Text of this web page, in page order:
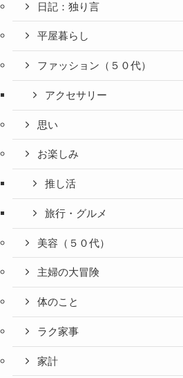
日記：独り言
平屋暮らし
ファッション（５０代）
アクセサリー
思い
お楽しみ
推し活
旅行・グルメ
美容（５０代）
主婦の大冒険
体のこと
ラク家事
家計